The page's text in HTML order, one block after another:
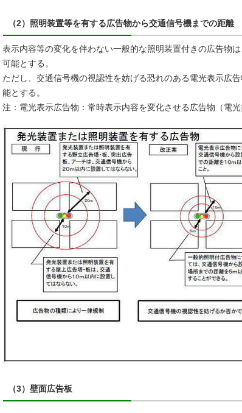
（2）照明装置等を有する広告物から交通信号機までの距離
表示内容等の変化を伴わない一般的な照明装置付きの広告物
可能とする。
ただし、交通信号機の視認性を妨げる恐れのある電光表示広
能とする。
注：電光表示広告物：常時表示内容を変化させる広告物（電光
（3）壁面広告板